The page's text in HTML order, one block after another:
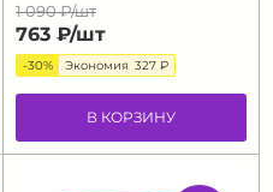
1 090 ₽/шт
763 ₽/шт
-30% Экономия 327 ₽
В КОРЗИНУ